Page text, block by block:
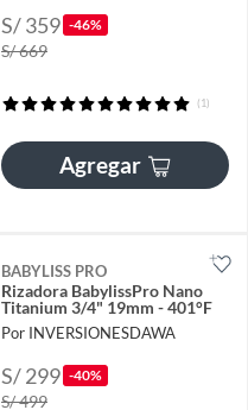
S/ 359 -46%
S/ 669
(1)
Agregar
BABYLISS PRO
Rizadora BabylissPro Nano
Titanium 3/4" 19mm - 401°F
Por INVERSIONESDAWA
S/ 299 -40%
S/ 499